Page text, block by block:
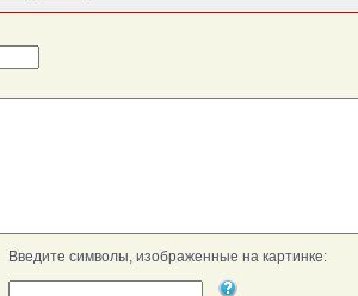
Введите символы, изображенные на картинке: